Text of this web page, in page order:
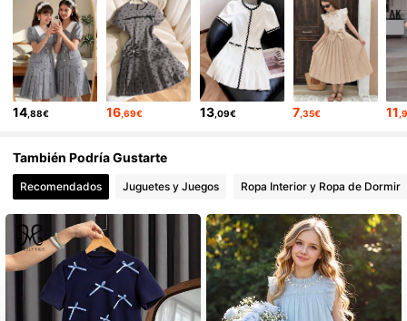
, También te puede interesar
, Puede que te guste
14 ,88€ 16 ,69€ 13,09€ 7 ,35€ 11
También Podría Gustarte
Recomendados Juguetes y Juegos Ropa Interior y Ropa de Dormir